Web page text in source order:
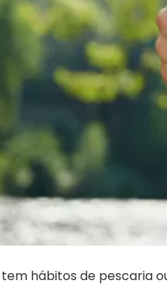
hábitos de pescaria